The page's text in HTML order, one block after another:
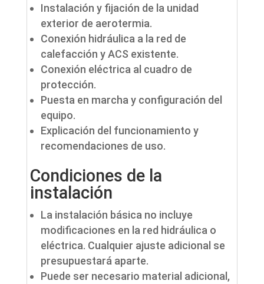
Instalación y fijación de la unidad
exterior de aerotermia.
Conexión hidráulica a la red de
calefacción y ACS existente.
Conexión eléctrica al cuadro de
protección.
Puesta en marcha y configuración del
equipo.
Explicación del funcionamiento y
recomendaciones de uso.
Condiciones de la
instalación
La instalación básica no incluye
modificaciones en la red hidráulica o
eléctrica. Cualquier ajuste adicional se
presupuestará aparte.
Puede ser necesario material adicional,